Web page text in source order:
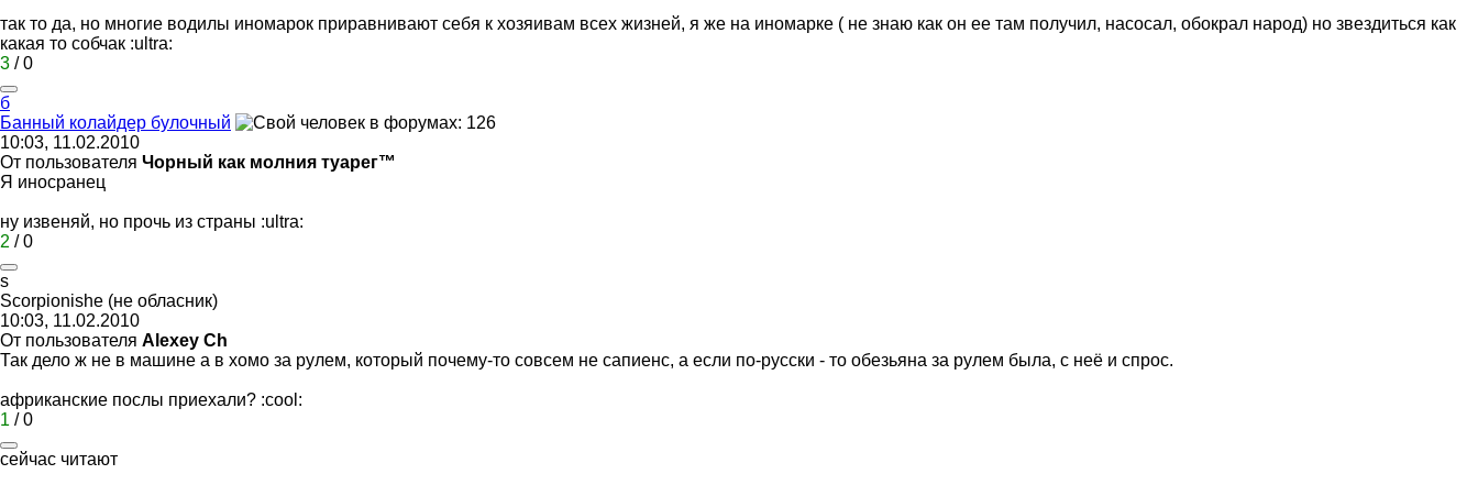
так то да, но многие водилы иномарок приравнивают себя к хозяивам всех жизней, я же на иномарке ( не знаю как он ее там получил, насосал, обокрал народ) но звездиться как
какая то собчак :ultra:
3 /0
б
Банный колайдер булочный
10:03, 11.02.2010
От пользователя Чорный как молния туарег™
Я иносранец
ну извеняй, но прочь из страны :ultra:
2 /0
s
Scorpionishe (не обласник)
10:03, 11.02.2010
От пользователя Alexey Ch
Так дело ж не в машине а в хомо за рулем, который почему-то совсем не сапиенс, а если по-русски - то обезьяна за рулем была, с неё и спрос.
африканские послы приехали? :cool:
1 /0
сейчас читают